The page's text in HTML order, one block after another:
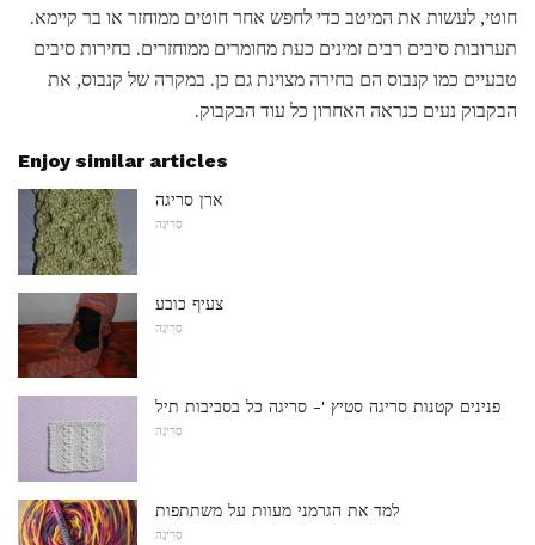
חוטי, לעשות את המיטב כדי לחפש אחר חוטים ממוחזר או בר קיימא.
תערובות סיבים רבים זמינים כעת מחומרים ממוחזרים. בחירות סיבים
טבעיים כמו קנבוס הם בחירה מצוינת גם כן. במקרה של קנבוס, את
הבקבוק נעים כנראה האחרון כל עוד הבקבוק.
Enjoy similar articles
ארן סריגה
סְרִיגָה
צעיף כובע
סְרִיגָה
פנינים קטנות סריגה סטיץ '- סריגה כל בסביבות תיל
סְרִיגָה
למד את הגרמני מעוות על משתתפות
סְרִיגָה